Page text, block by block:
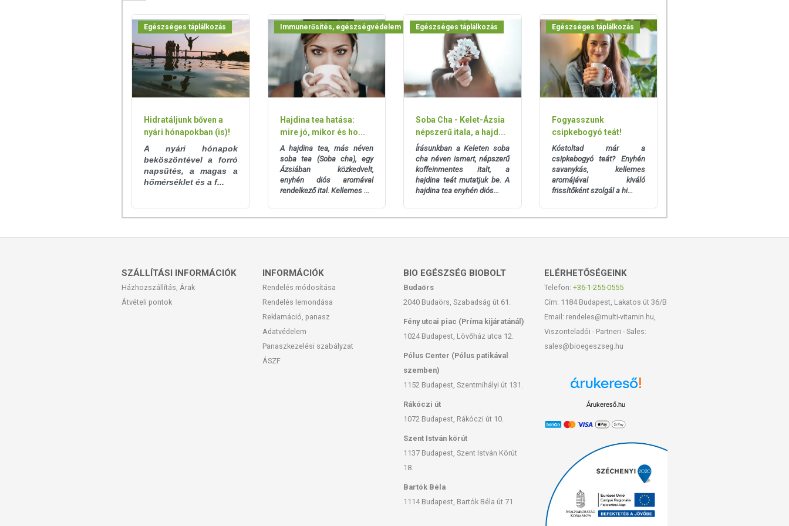
eltérő lehet, jelölésük, megjelenítésük, és reklámozásuk során nem engedélyezett a készítményeknek
betegséget megelőző vagy gyógyító hatást tulajdonítani.
A termék nem helyettesíti a kiegyensúlyozott, vegyes étrendet és az egészséges életmódot! A termék nem
gyógyít betegségeket! A termék nem az orvosi kezelés helyettesítésére alkalmas! Betegség esetén
használatát beszélje meg kezelőorvosával. Az ajánlott napi fogyasztási mennyiséget ne lépje túl! Ne
szedje a készítményt, ha az összetevők bármelyikére érzékeny vagy allergiás! Kisgyermektől elzárva
Egészséges táplálkozás
Hidratáljunk bőven a
nyári hónapokban (is)!
A nyári hónapok
beköszöntével a forró
napsütés, a magas a
hőmérséklet és a f...
Immunerősítés, egészségvédelem
Hajdina tea hatása:
mire jó, mikor és ho...
A hajdina tea, más néven
soba tea (Soba cha), egy
Ázsiában közkedvelt,
enyhén diós aromával
rendelkező ital. Kellemes ...
Egészséges táplálkozás
Soba Cha - Kelet-Ázsia
népszerű itala, a hajd...
Írásunkban a Keleten soba
cha néven ismert, népszerű
koffeinmentes italt, a
hajdina teát mutatjuk be. A
hajdina tea enyhén diós...
Egészséges táplálkozás
Fogyasszunk
csipkebogyó teát!
Kóstoltad már a
csipkebogyó teát? Enyhén
savanykás, kellemes
aromájával kiváló
frissítőként szolgál a hi...
SZÁLLÍTÁSI INFORMÁCIÓK
Házhozszállítás, Árak
Átvételi pontok
INFORMÁCIÓK
Rendelés módosítása
Rendelés lemondása
Reklamáció, panasz
Adatvédelem
Panaszkezelési szabályzat
ÁSZF
BIO EGÉSZSÉG BIOBOLT
Budaörs
2040 Budaörs, Szabadság út 61.
Fény utcai piac (Príma kijáratánál)
1024 Budapest, Lövőház utca 12.
Pólus Center (Pólus patikával
szemben)
1152 Budapest, Szentmihályi út 131.
Rákóczi út
1072 Budapest, Rákóczi út 10.
Szent István körút
1137 Budapest, Szent István Körút
18.
Bartók Béla
1114 Budapest, Bartók Béla út 71.
ELÉRHETŐSÉGEINK
Telefon: +36-1-255-0555
Cím: 1184 Budapest, Lakatos út 36/B
Email: rendeles@multi-vitamin.hu,
Viszonteladói - Partneri - Sales:
sales@bioegeszseg.hu
Árukereső.hu